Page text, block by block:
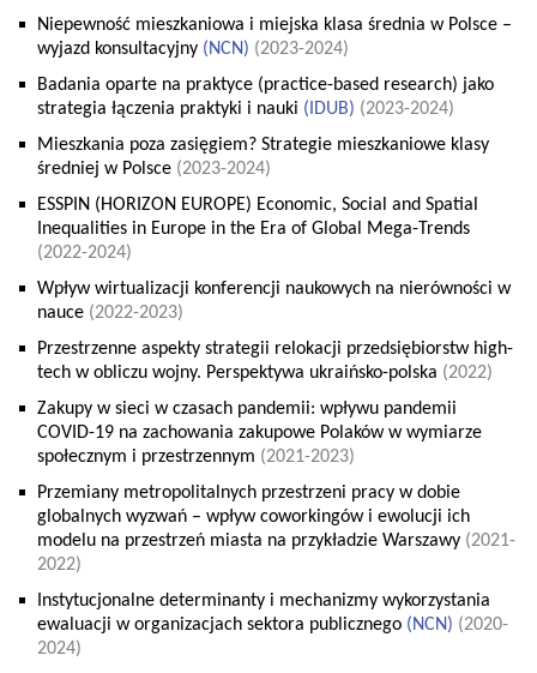
Niepewność mieszkaniowa i miejska klasa średnia w Polsce –
wyjazd konsultacyjny (NCN) (2023-2024)
Badania oparte na praktyce (practice-based research) jako
strategia łączenia praktyki i nauki ( IDUB) (2023-2024)
Mieszkania poza zasięgiem? Strategie mieszkaniowe klasy
średniej w Polsce (2023-2024)
ESSPIN (HORIZON EUROPE) Economic, Social and Spatial
Inequalities in Europe in the Era of Global Mega-Trends
(2022-2024)
Wpływ wirtualizacji konferencji naukowych na nierówności w
nauce (2022-2023)
Przestrzenne aspekty strategii relokacji przedsiębiorstw high-
tech w obliczu wojny. Perspektywa ukraińsko-polska (2022)
Zakupy w sieci w czasach pandemii: wpływu pandemii
COVID-19 na zachowania zakupowe Polaków w wymiarze
społecznym i przestrzennym (2021-2023)
Przemiany metropolitalnych przestrzeni pracy w dobie
globalnych wyzwań – wpływ coworkingów i ewolucji ich
modelu na przestrzeń miasta na przykładzie Warszawy (2021-
2022)
Instytucjonalne determinanty i mechanizmy wykorzystania
ewaluacji w organizacjach sektora publicznego (NCN) (2020-
2024)